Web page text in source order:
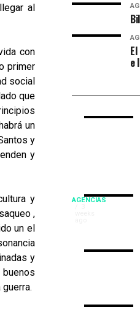
al
con
primer
social
que
un
y
y
y
,
un el
y
e
AGENCIAS
NEWS
fiesta”
en
festival
Espriella